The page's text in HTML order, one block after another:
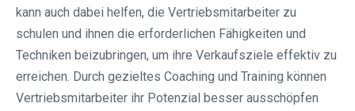
kann auch dabei helfen, die Vertriebsmitarbeiter zu
schulen und ihnen die erforderlichen Fähigkeiten und
Techniken beizubringen, um ihre Verkaufsziele effektiv zu
erreichen. Durch gezieltes Coaching und Training können
Vertriebsmitarbeiter ihr Potenzial besser ausschöpfen